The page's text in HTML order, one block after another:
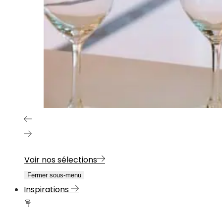
Voir nos sélections
Fermer sous-menu
Inspirations